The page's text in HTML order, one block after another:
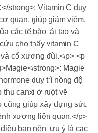
strong>: Vitamin C duy
quan, giúp giảm viêm,
các tế bào tái tạo và
cho thấy vitamin C
cổ xương đùi.</p> <p
strong>: Magie
duy trì nồng độ
thu canxi ở ruột vẽ
giúp xây dựng sức
xương liên quan.</p>
bạn nên lưu ý là các